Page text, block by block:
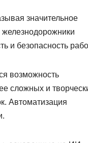
значительное
и безопасность
возможность
сложных и
Автоматизация